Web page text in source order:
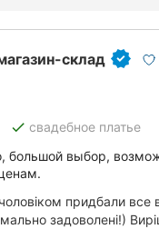
склад
done свадебное платье
большой выбор,
придбали все
задоволені!)